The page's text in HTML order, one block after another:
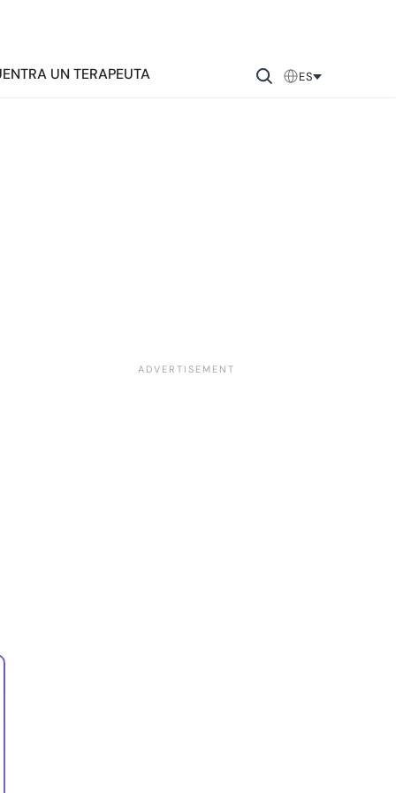
UN TERAPEUTA ES